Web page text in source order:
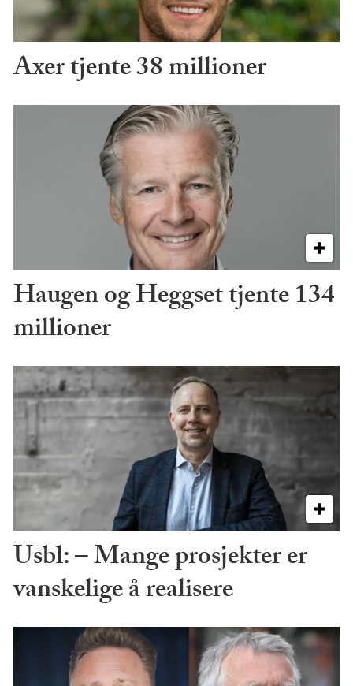
Axer tjente 38 millioner
Haugen og Heggset tjente 134
millioner
Usbl: – Mange prosjekter er
vanskelige å realisere